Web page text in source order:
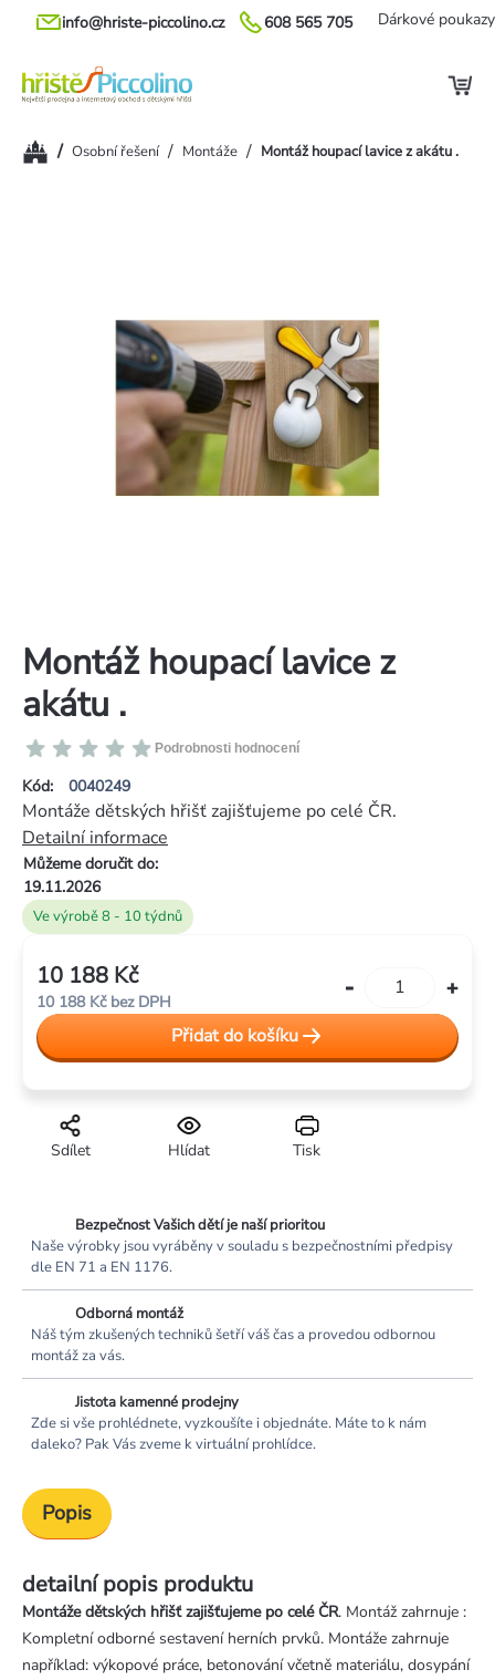
Přejít
608 565 705
info@hriste-piccolino.cz Dárkové poukazy
Domů/ Osobní řešení / Montáže / Montáž houpací lavice z akátu .
Montáž houpací lavice z
akátu .
Kód: 0040249
Průměrné
hodnocení
produktu
je
0,0
z
5
hvězdiček.
Podrobnosti hodnocení
Ve výrobě 8 - 10 týdnů
Můžeme doručit do:
19.11.2026
Montáže dětských hřišť zajišťujeme po celé ČR.
Detailní informace
Tisk
Hlídat
Sdílet
10 188 Kč
10 188 Kč bez DPH
cena:
Přidat do košíku
Bezpečnost Vašich dětí je naší prioritou
Naše výrobky jsou vyráběny v souladu s bezpečnostními předpisy
dle EN 71 a EN 1176.
Odborná montáž
Náš tým zkušených techniků šetří váš čas a provedou odbornou
montáž za vás.
Jistota kamenné prodejny
Zde si vše prohlédnete, vyzkoušíte i objednáte. Máte to k nám
daleko? Pak Vás zveme k virtuální prohlídce.
Popis
detailní popis produktu
Montáže dětských hřišť zajišťujeme po celé ČR. Montáž zahrnuje :
Kompletní odborné sestavení herních prvků. Montáže zahrnuje
například: výkopové práce, betonování včetně materiálu, dosypání